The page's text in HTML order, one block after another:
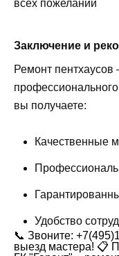
всех пожеланий
Заключение и
Ремонт
вы получаете:
Качественные
Удобство
📞 Звоните:
выезд мастера! 📋